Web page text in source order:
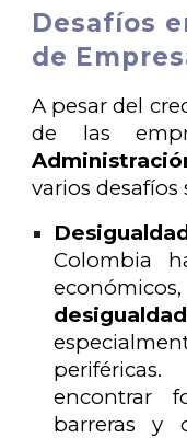
Desafíos
de
A pesar del
de las
varios
Colombia
encontrar
barreras y